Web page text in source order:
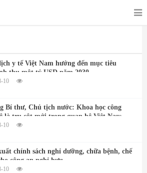
y tế Việt Nam hướng đến mục tiêu
thu một tỷ USD năm 2030
10
Bí thư, Chủ tịch nước: Khoa học công
là trụ cột mới trong quan hệ Việt Nam -
10
chính sách nghỉ dưỡng, chữa bệnh, chế
công an nghỉ hưu
10